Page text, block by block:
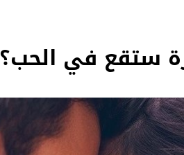
ستقع في الحب؟